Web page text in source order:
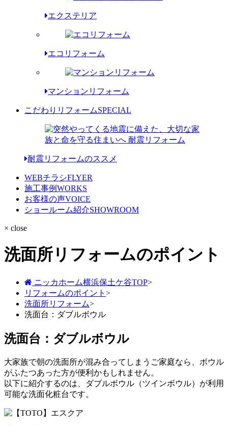
エクステリア
エコリフォーム
マンションリフォーム
こだわりリフォームSPECIAL
耐震リフォームのススメ
WEBチラシFLYER
施工事例WORKS
お客様の声VOICE
ショールーム紹介SHOWROOM
× close
洗面所リフォームのポイント
ニッカホーム横浜保土ケ谷TOP>
リフォームのポイント >
洗面所リフォーム>
洗面台：ダブルボウル
洗面台：ダブルボウル
大家族で朝の洗面所が混み合ってしまうご家庭なら、ボウル
がふたつあった方が便利かもしれません。
以下に紹介するのは、ダブルボウル（ツインボウル）が利用
可能な洗面化粧台です。